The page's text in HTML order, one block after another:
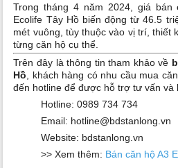
Trong tháng 4 năm 2024, giá
Ecolife Tây Hồ biến động từ 46.5
mét vuông, tùy thuộc vào vị trí, thiết
từng căn hộ cụ thể.
Trên đây là thông tin tham khảo về
Hồ , khách hàng có nhu cầu mua
đến hotline để được hỗ trợ tư vấn và
Hotline: 0989 734 734
Email: hotline@bdstanlong.vn
Website: bdstanlong.vn
>> Xem thêm: Bán căn hộ A3